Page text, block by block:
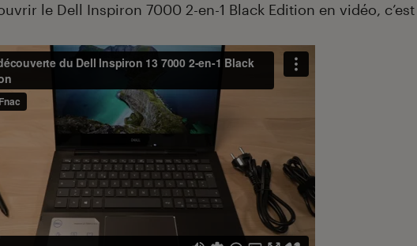
le Dell Inspiron 7000 2-en-1 Black Edition en vidéo, c’est